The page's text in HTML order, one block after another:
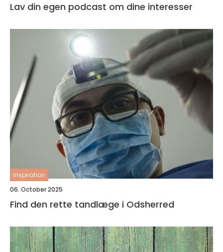
Lav din egen podcast om dine interesser
inspiration
06. October 2025
Find den rette tandlæge i Odsherred